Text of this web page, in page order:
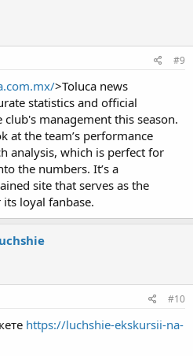
#9
>Toluca news
statistics and official
management this season.
at the team’s performance
analysis, which is perfect for
the numbers. It’s a
site that serves as the
loyal fanbase.
#10
https://luchshie-ekskursii-na-